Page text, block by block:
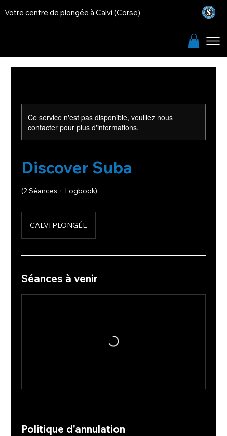
Votre centre de plongée à Calvi (Corse)
Ce service n'est pas disponible, veuillez nous
contacter pour plus d'informations.
Discover Suba
(2 Séances + Logbook)
CALVI PLONGÉE
Séances à venir
Politique d'annulation